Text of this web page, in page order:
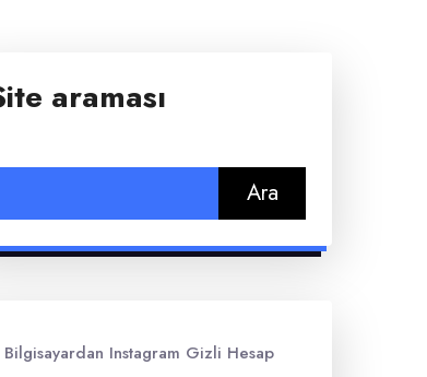
araması
Bilgisayardan Instagram Gizli Hesap